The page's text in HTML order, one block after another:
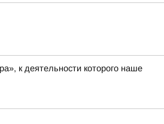
к деятельности которого наше